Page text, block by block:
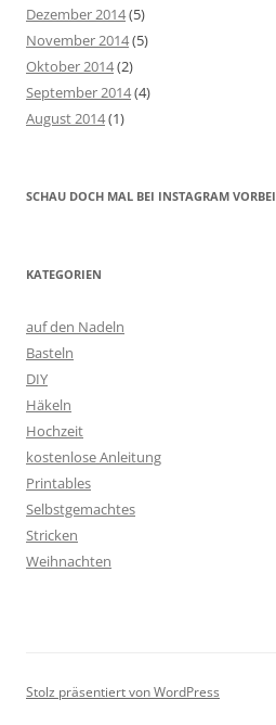
Dezember 2014(5)
November 2014(5)
Oktober 2014(2)
September 2014(4)
August 2014(1)
SCHAU DOCH MAL BEI INSTAGRAM VORBEI
KATEGORIEN
auf den Nadeln
Basteln
DIY
Häkeln
Hochzeit
kostenlose Anleitung
Printables
Selbstgemachtes
Stricken
Weihnachten
Stolz präsentiert von WordPress